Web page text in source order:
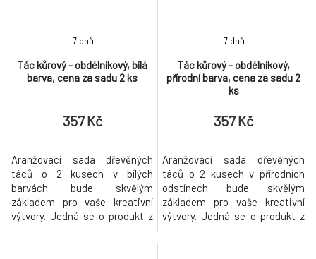
Tác kůrový - obdélníkový, bílá
barva, cena za sadu 2 ks
7 dnů
357 Kč
Aranžovací sada dřevěných
táců o 2 kusech v bílých
barvách bude skvělým
základem pro vaše kreativní
výtvory. Jedná se o produkt z
Tác kůrový - obdélníkový,
přírodní barva, cena za sadu 2
ks
7 dnů
357 Kč
Aranžovací sada dřevěných
táců o 2 kusech v přírodních
odstínech bude skvělým
základem pro vaše kreativní
výtvory. Jedná se o produkt z